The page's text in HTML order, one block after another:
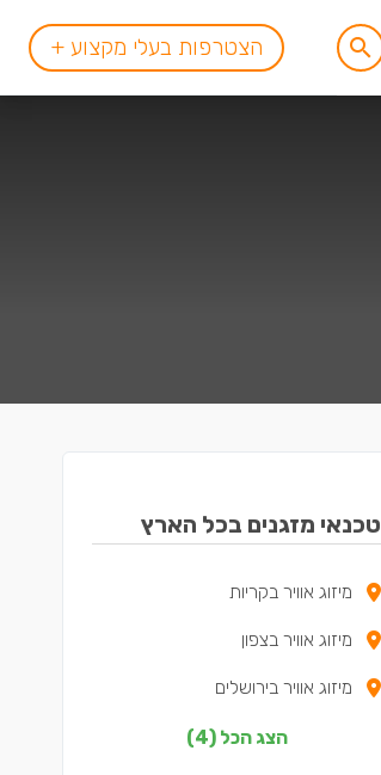
הצטרפות בעלי מקצוע +
טכנאי מזגנים בכל הארץ
מיזוג אוויר בקריות
מיזוג אוויר בצפון
מיזוג אוויר בירושלים
מיזוג אוויר בתל אביב
הצג הכל (4)